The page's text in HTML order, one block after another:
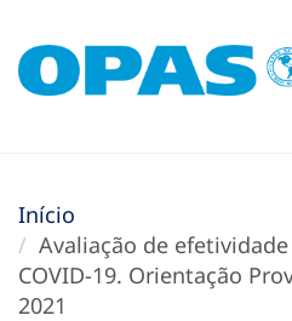
Início
Avaliação de
COVID-19. Orientação
2021